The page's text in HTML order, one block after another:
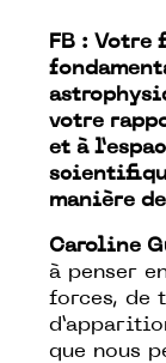
FB : Votre
votre
et à
manière
Caroline
à penser
forces, de
que nous